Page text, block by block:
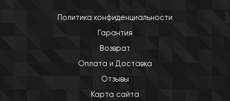
Политика конфиденциальности
Гарантия
Возврат
Оплата и Доставка
Отзывы
Карта сайта